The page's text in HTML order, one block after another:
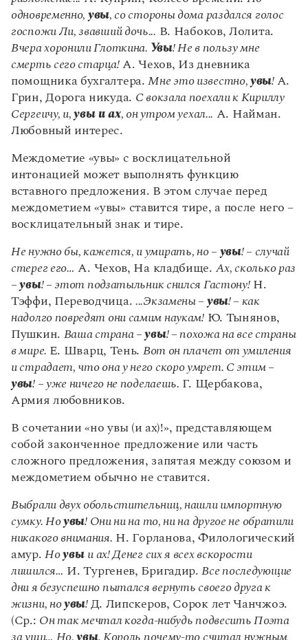
Словари русского языка как государственного
Справочники
Правила русской орфографии и пунктуации
Русский язык. Краткий теоретический курс
для школьников
Письмовник
Словарь-справочник трудностей
Справочник по фразеологии
Азбучные истины
Словарь-справочник непростые слова
Все справочники портала
Журнал
Новости и события
Статьи
Монологи
Интервью
Лекции и подкасты
Рекомендуем
Учебник Грамоты
Правила русского языка: от азов до тонкостей
Интерактивные упражнения: от простого к сложному
Скороговорки
Издательство
Словари
Научпоп
Учебники и справочники
Все книги
Управление в русском языке
Словарь русских имён
Словарь методических терминов
Правила русской орфографии и пунктуации
(1956)
одновременно, увы, со стороны дома раздался голос
госпожи Ли, звавший дочь... В. Набоков, Лолита.
Вчера хоронили Глоткина. Увы! Не в пользу мне
смерть сего старца!А. Чехов, Из дневника
помощника бухгалтера.Мне это известно,увы! А.
Грин, Дорога никуда. С вокзала поехали к Кириллу
Сергеичу, и,увы и ах, он утром уехал... А. Найман.
Любовный интерес.
Междометие «увы» с восклицательной
интонацией может выполнять функцию
вставного предложения. В этом случае перед
междометием «увы» ставится тире, а после него –
восклицательный знак и тире.
Не нужно бы, кажется, и умирать, но – увы! – случай
стерег его… А. Чехов, На кладбище. Ах, сколько раз
–увы! – этот подзатыльник снился Гастону!Н.
Тэффи, Переводчица. ...Экзамены – увы! – как
надолго повредят они самим наукам!Ю. Тынянов,
Пушкин. Ваша страна –увы! – похожа на все страны
в мире. Е. Шварц, Тень. Вот он плачет от умиления
и страдает, что она у него скоро умрет. С этим –
увы! – уже ничего не поделаешь. Г. Щербакова,
Армия любовников.
В сочетании «но увы (и ах)!», представляющем
собой законченное предложение или часть
сложного предложения, запятая между союзом и
междометием обычно не ставится.
Выбрали двух обольстительниц, нашли импортную
сумку. Ноувы! Они ни на то, ни на другое не обратили
никакого внимания. Н. Горланова, Филологический
амур.Ноувы и ах! Денег сих я всех вскорости
лишился… И. Тургенев, Бригадир.Все последующие
дни я безуспешно пытался вернуть своего друга к
жизни, ноувы! Д. Липскеров, Сорок лет Чанчжоэ.
(Ср.: Он так мечтал когда-нибудь подвесить Поэта
за уши… Но,увы, Король почему-то считал нужным